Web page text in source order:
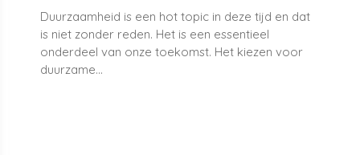
Duurzaamheid is een hot topic in deze tijd en dat
is niet zonder reden. Het is een essentieel
onderdeel van onze toekomst. Het kiezen voor
duurzame...